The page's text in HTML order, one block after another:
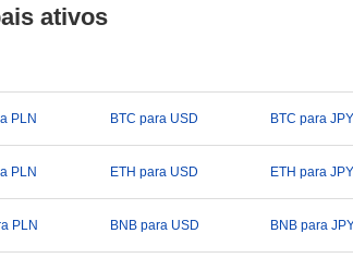
ativos
PLN BTC para USD BTC para JPY
PLN ETH para USD ETH para JPY
PLN BNB para USD BNB para